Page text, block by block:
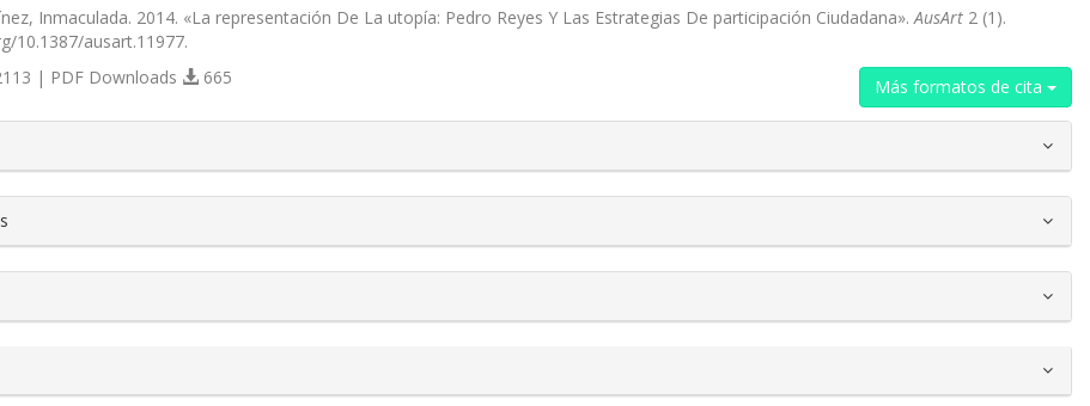
Inmaculada. 2014. «La representación De La utopía: Pedro Reyes Y Las Estrategias De participación Ciudadana». AusArt 2 (1).
10.1387/ausart.11977.
Más formatos de cita
| PDF Downloads 665